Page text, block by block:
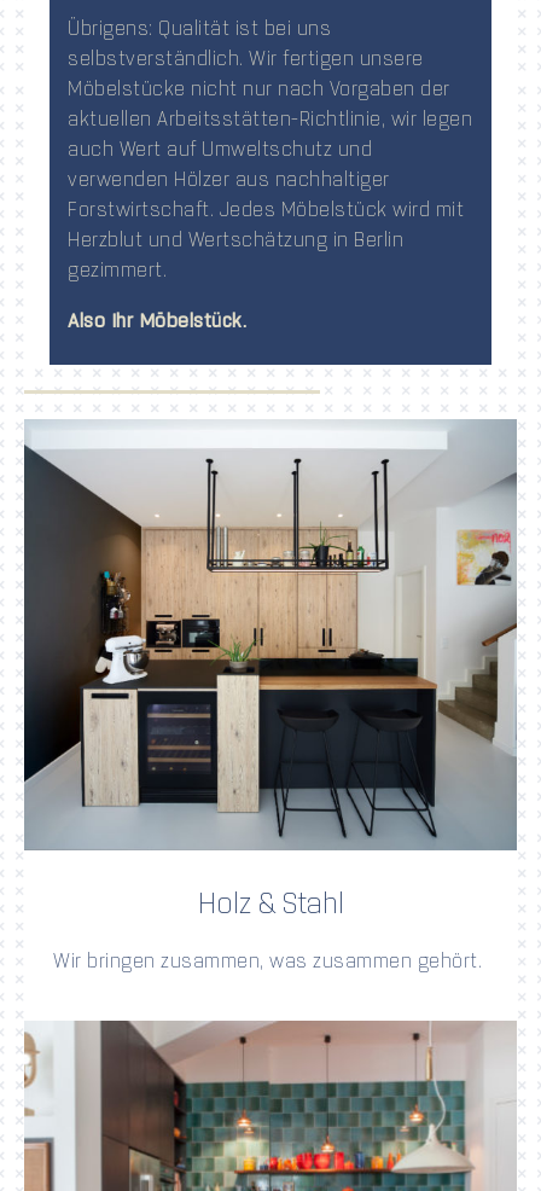
Übrigens: Qualität ist bei uns
selbstverständlich. Wir fertigen unsere
Möbelstücke nicht nur nach Vorgaben der
aktuellen Arbeitsstätten-Richtlinie, wir legen
auch Wert auf Umweltschutz und
verwenden Hölzer aus nachhaltiger
Forstwirtschaft. Jedes Möbelstück wird mit
Herzblut und Wertschätzung in Berlin
gezimmert.
Also Ihr Möbelstück.
Holz & Stahl
Wir bringen zusammen, was zusammen gehört.